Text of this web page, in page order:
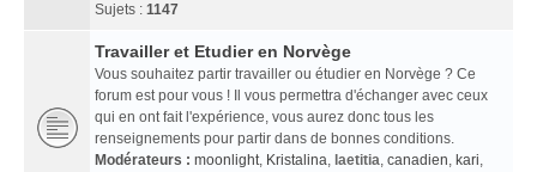
Sujets : 1147
Travailler et Etudier en Norvège
Vous souhaitez partir travailler ou étudier en Norvège ? Ce
forum est pour vous ! Il vous permettra d'échanger avec ceux
qui en ont fait l'expérience, vous aurez donc tous les
renseignements pour partir dans de bonnes conditions.
Modérateurs : moonlight, Kristalina, laetitia, canadien, kari,